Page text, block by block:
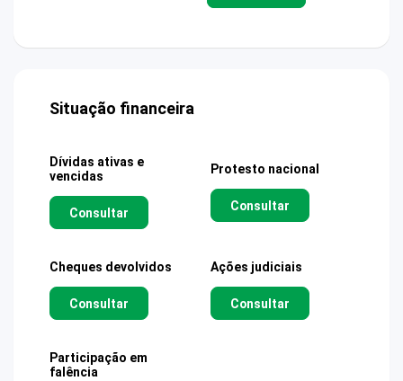
Situação financeira
Dívidas ativas e
vencidas
Consultar
Protesto nacional
Consultar
Cheques devolvidos
Consultar
Ações judiciais
Consultar
Participação em
falência